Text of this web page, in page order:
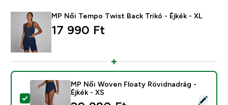
MP Női Tempo Twist Back Trikó - Éjkék - XL
17 990 Ft‎
Termék kiválasztása - MP Női Woven Floaty
MP Női Woven Floaty Rövidnadrág -
Éjkék - XS